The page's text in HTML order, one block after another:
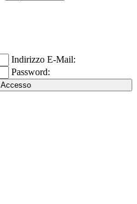
Indirizzo E-Mail:
Password:
Accesso